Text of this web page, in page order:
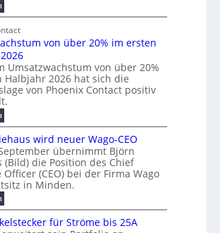
g
b
r
a
u
c
h
t
m
e
r
T
e
m
p
o
u
g
u
b
f
ü
r
m
o
d
e
r
n
e
E
e
l
e
N
H
-
S
i
c
h
e
r
u
n
g
s
l
a
e
e
i
l
i
g
u
n
g
b
e
i
m
2
0
2
6
:
M
h
r
f
a
c
h
d
u
r
c
f
ü
h
u
n
g
e
n
von über 20% im ersten
Umsatzwachstum von über 20%
Halbjahr 2026 hat sich die
von Phoenix Contact positiv
:
U
m
s
a
t
w
a
c
h
s
wird neuer Wago-CEO
übernimmt Björn
(Bild) die Position des Chief
Officer (CEO) bei der Firma Wago
in Minden.
:
B
j
ö
für Ströme bis 25A